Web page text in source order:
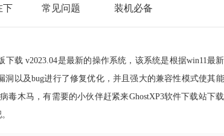
下 常见问题 装机必备
下载 v2023.04是最新的操作系统，该系统是根据win11最
以及bug进行了修复优化，并且强大的兼容性模式使其
毒木马，有需要的小伙伴赶紧来GhostXP3软件下载站下